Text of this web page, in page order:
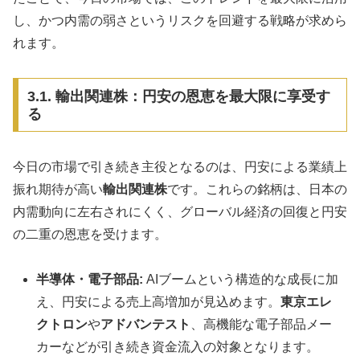
し、かつ内需の弱さというリスクを回避する戦略が求めら
れます。
3.1. 輸出関連株：円安の恩恵を最大限に享受す
る
今日の市場で引き続き主役となるのは、円安による業績上
振れ期待が高い輸出関連株です。これらの銘柄は、日本の
内需動向に左右されにくく、グローバル経済の回復と円安
の二重の恩恵を受けます。
半導体・電子部品: AIブームという構造的な成長に加
え、円安による売上高増加が見込めます。東京エレ
クトロンやアドバンテスト 、高機能な電子部品メー
カーなどが引き続き資金流入の対象となります。